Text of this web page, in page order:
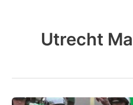
Utrecht